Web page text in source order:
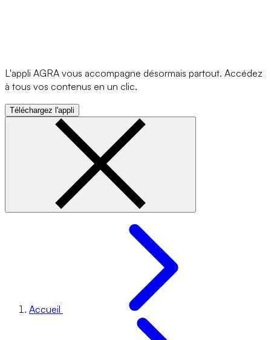
L'appli AGRA vous accompagne désormais partout. Accédez
à tous vos contenus en un clic.
Téléchargez l'appli
Accueil